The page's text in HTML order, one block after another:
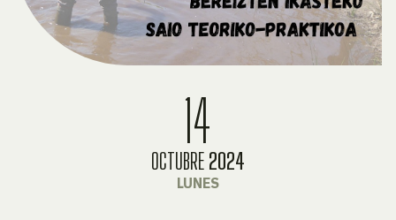
14
OCTUBRE 2024
LUNES